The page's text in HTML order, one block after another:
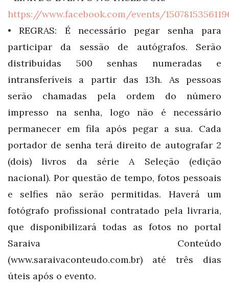
https://www.facebook.com/events/
• REGRAS: É necessário pegar senha para
participar da sessão de autógrafos. Serão
distribuídas 500 senhas numeradas e
intransferíveis a partir das 13h. As pessoas
serão chamadas pela ordem do número
impresso na senha, logo não é necessário
permanecer em fila após pegar a sua. Cada
portador de senha terá direito de autografar 2
(dois) livros da série A Seleção (edição
nacional). Por questão de tempo, fotos pessoais
e selfies não serão permitidas. Haverá um
fotógrafo profissional contratado pela livraria,
que disponibilizará todas as fotos no portal
Saraiva Conteúdo
(www.saraivaconteudo.com.br) até três dias
úteis após o evento.